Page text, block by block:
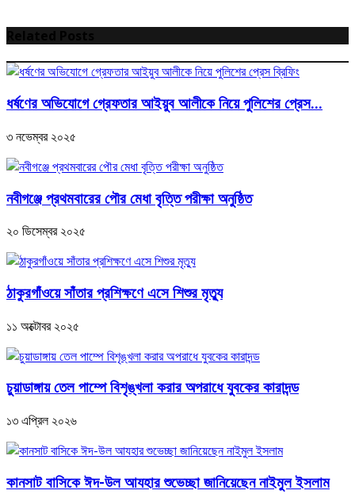
ধর্ষণের অভিযোগে গ্রেফতার আইয়ুব আলীকে নিয়ে পুলিশের প্রেস...
৩ নভেম্বর ২০২৫
‎নবীগঞ্জে প্রথমবারের পৌর মেধা বৃত্তি পরীক্ষা অনুষ্ঠিত
২০ ডিসেম্বর ২০২৫
ঠাকুরগাঁওয়ে সাঁতার প্রশিক্ষণে এসে শিশুর মৃত্যু
১১ অক্টোবর ২০২৫
চুয়াডাঙ্গায় তেল পাম্পে বিশৃঙ্খলা করার অপরাধে যুবকের কারাদন্ড
১৩ এপ্রিল ২০২৬
কানসাট বাসিকে ঈদ-উল আযহার শুভেচ্ছা জানিয়েছেন নাইমুল ইসলাম